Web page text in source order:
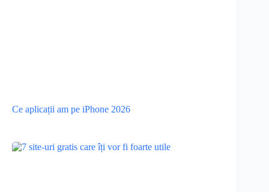
Ce aplicații am pe iPhone 2026